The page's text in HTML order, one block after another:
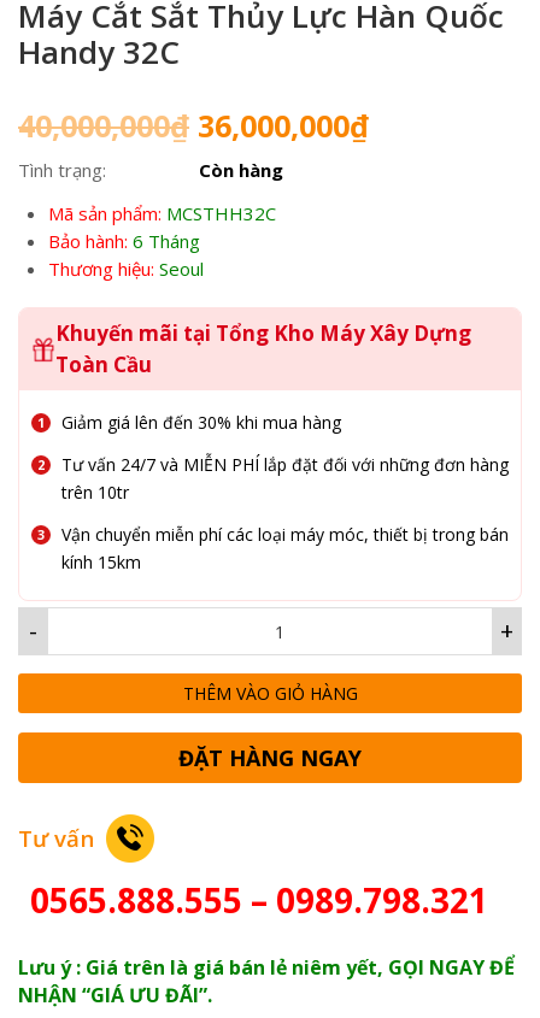
Máy Cắt Sắt Thủy Lực Hàn Quốc
Handy 32C
40,000,000₫ Giá
gốc
là:
40,000,000₫.
36,000,000₫Giá
Tình trạng:
Còn hàng
Mã sản phẩm: MCSTHH32C
Bảo hành: 6 Tháng
Thương hiệu: Seoul
Khuyến mãi tại Tổng Kho Máy Xây Dựng
Toàn Cầu
Giảm giá lên đến 30% khi mua hàng
Tư vấn 24/7 và MIỄN PHÍ lắp đặt đối với những đơn hàng
trên 10tr
Vận chuyển miễn phí các loại máy móc, thiết bị trong bán
kính 15km
+
-
THÊM VÀO GIỎ HÀNG
ĐẶT HÀNG NGAY
Tư vấn
0565.888.555 – 0989.798.321
Lưu ý : Giá trên là giá bán lẻ niêm yết, GỌI NGAY ĐỂ
NHẬN “GIÁ ƯU ĐÃI”.